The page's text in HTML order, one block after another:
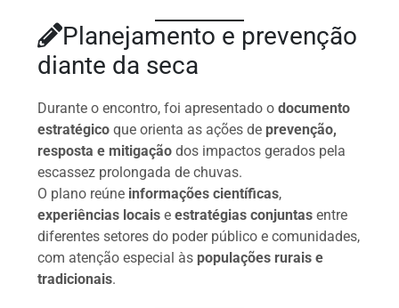
k
er
Planejamento e prevenção
diante da seca
Durante o encontro, foi apresentado odocumento
estratégico que orienta as ações de prevenção,
resposta e mitigação dos impactos gerados pela
escassez prolongada de chuvas.
O plano reúne informações científicas,
experiências locais eestratégias conjuntas entre
diferentes setores do poder público e comunidades,
com atenção especial às populações rurais e
tradicionais.